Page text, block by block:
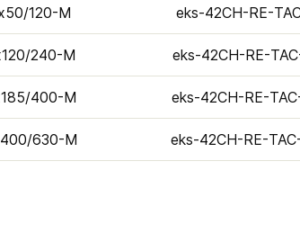
120-M eks-42CH-RE-
240-M eks-42CH-RE-
400-M eks-42CH-RE-
630-M eks-42CH-RE-